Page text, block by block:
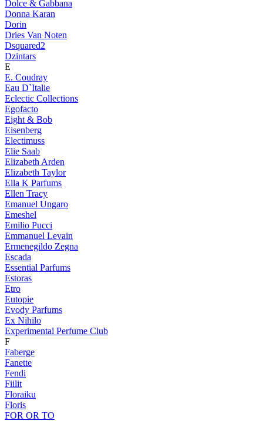
Dolce & Gabbana
Donna Karan
Dorin
Dries Van Noten
Dsquared2
Dzintars
E
E. Coudray
Eau D`Italie
Eclectic Collections
Egofacto
Eight & Bob
Eisenberg
Electimuss
Elie Saab
Elizabeth Arden
Elizabeth Taylor
Ella K Parfums
Ellen Tracy
Emanuel Ungaro
Emeshel
Emilio Pucci
Emmanuel Levain
Ermenegildo Zegna
Escada
Essential Parfums
Estoras
Etro
Eutopie
Evody Parfums
Ex Nihilo
Experimental Perfume Club
F
Faberge
Fanette
Fendi
Fiilit
Floraiku
Floris
FOR OR TO